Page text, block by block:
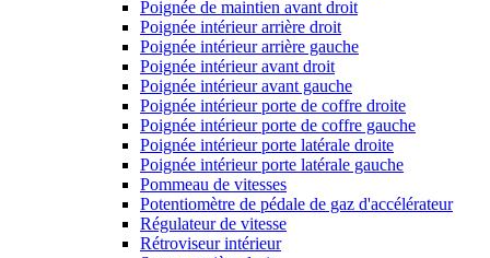
Poignée de maintien avant droit
Poignée intérieur arrière droit
Poignée intérieur arrière gauche
Poignée intérieur avant droit
Poignée intérieur avant gauche
Poignée intérieur porte de coffre droite
Poignée intérieur porte de coffre gauche
Poignée intérieur porte latérale droite
Poignée intérieur porte latérale gauche
Pommeau de vitesses
Potentiomètre de pédale de gaz d'accélérateur
Régulateur de vitesse
Rétroviseur intérieur